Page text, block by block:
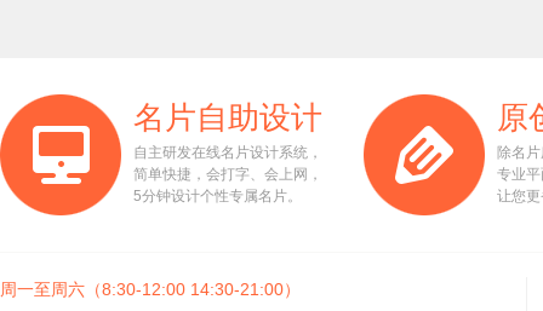
名片自助设计
自主研发在线名片设计系统，
简单快捷，会打字、会上网，
5分钟设计个性专属名片。
原
除名
专业
让您
周一至周六（8:30-12:00 14:30-21:00）